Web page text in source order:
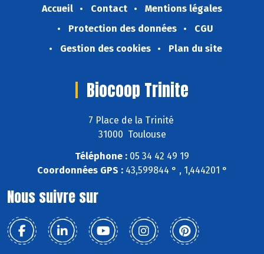
Accueil Contact
Mentions légales
Protection des données
CGU
Gestion des cookies
Plan du site
Biocoop Trinite
7 Place de la Trinité
31000 Toulouse
Téléphone : 05 34 42 49 19
Coordonnées GPS :43,599844 ° , 1,444201 °
Nous suivre sur